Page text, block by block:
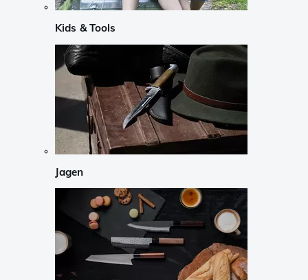
Kids & Tools
Jagen